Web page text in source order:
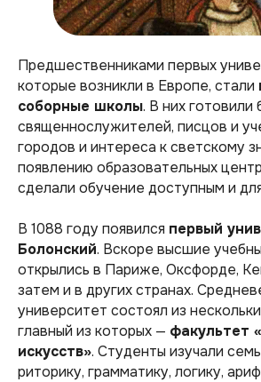
Предшественниками первых
которые возникли в Европе, стали
соборные школы. В них готовили
священнослужителей, писцов и
городов и интереса к светскому
появлению образовательных
сделали обучение доступным и
В 1088 году появился первый
Болонский. Вскоре высшие
открылись в Париже, Оксфорде,
затем и в других странах.
университет состоял из
главный из которых — факультет
искусств». Студенты изучали
риторику, грамматику, логику,